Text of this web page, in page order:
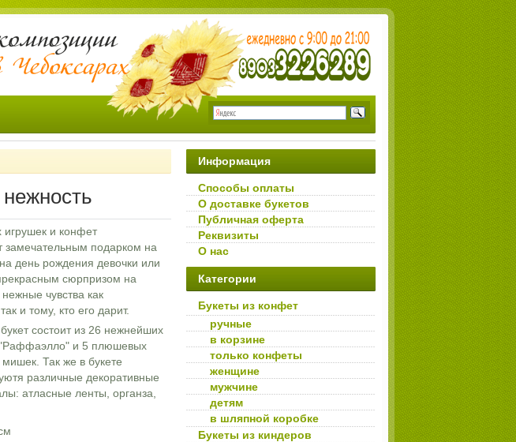
игрушек и конфет
подарком на
день рождения девочки или
сюрпризом на
чувства как
и тому, кто его дарит.
состоит из 26 нежнейших
и 5 плюшевых
мишек. Так же в букете
различные декоративные
атласные ленты, органза,
Информация
Способы оплаты
О доставке букетов
Публичная оферта
Реквизиты
О нас
Категории
Букеты из конфет
ручные
в корзине
только конфеты
женщине
мужчине
детям
в шляпной коробке
Букеты из киндеров